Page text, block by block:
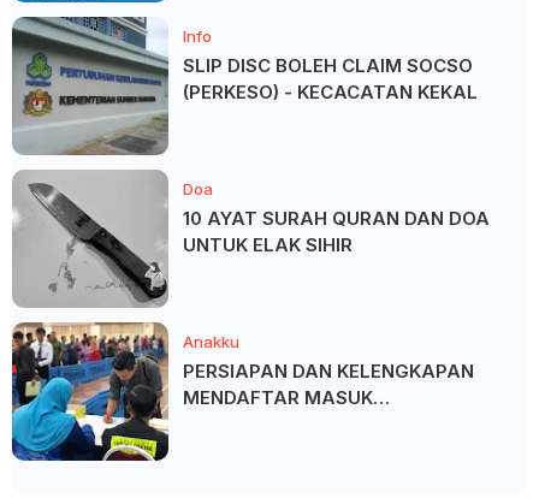
Info
SLIP DISC BOLEH CLAIM SOCSO
(PERKESO) - KECACATAN KEKAL
Doa
10 AYAT SURAH QURAN DAN DOA
UNTUK ELAK SIHIR
Anakku
PERSIAPAN DAN KELENGKAPAN
MENDAFTAR MASUK